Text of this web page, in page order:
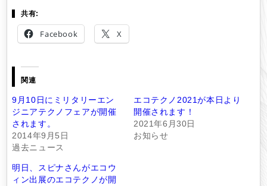
共有:
Facebook X
関連
9月10日にミリタリーエン
ジニアテクノフェアが開催
されます。
2014年9月5日
過去ニュース
エコテクノ2021が本日より
開催されます！
2021年6月30日
お知らせ
明日、スピナさんがエコウ
ィン出展のエコテクノが開